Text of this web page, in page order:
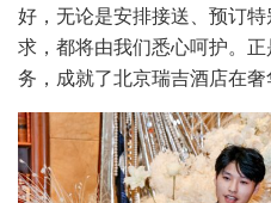
好，无论是安排接送、预订
求，都将由我们悉心呵护。
务，成就了北京瑞吉酒店在奢